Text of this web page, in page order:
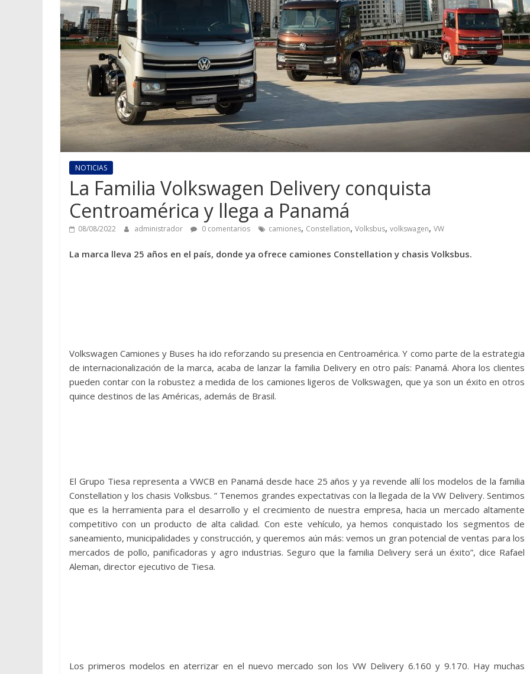
NOTICIAS
La Familia Volkswagen Delivery conquista
Centroamérica y llega a Panamá
08/08/2022 administrador 0 comentarios camiones, Constellation, Volksbus, volkswagen, VW
La marca lleva 25 años en el país, donde ya ofrece camiones Constellation y chasis Volksbus.
Volkswagen Camiones y Buses ha ido reforzando su presencia en Centroamérica. Y como parte de la estrategia
de internacionalización de la marca, acaba de lanzar la familia Delivery en otro país: Panamá. Ahora los clientes
pueden contar con la robustez a medida de los camiones ligeros de Volkswagen, que ya son un éxito en otros
quince destinos de las Américas, además de Brasil.
El Grupo Tiesa representa a VWCB en Panamá desde hace 25 años y ya revende allí los modelos de la familia
Constellation y los chasis Volksbus. ” Tenemos grandes expectativas con la llegada de la VW Delivery. Sentimos
que es la herramienta para el desarrollo y el crecimiento de nuestra empresa, hacia un mercado altamente
competitivo con un producto de alta calidad. Con este vehículo, ya hemos conquistado los segmentos de
saneamiento, municipalidades y construcción, y queremos aún más: vemos un gran potencial de ventas para los
mercados de pollo, panificadoras y agro industrias. Seguro que la familia Delivery será un éxito”, dice Rafael
Aleman, director ejecutivo de Tiesa.
Los primeros modelos en aterrizar en el nuevo mercado son los VW Delivery 6.160 y 9.170. Hay muchas